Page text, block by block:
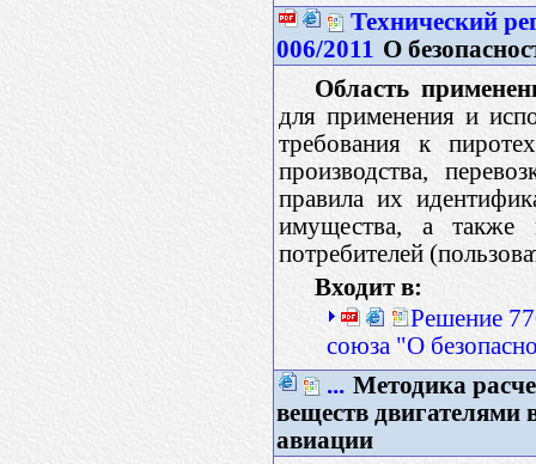
Технический
006/2011 О
Область
для применения и
требования к
производства,
правила их
имущества, а также
потребителей
Входит в:
Решение
союза "О
... Методика
веществ двигателями
авиации